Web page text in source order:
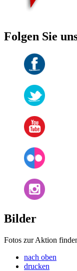
Folgen Sie
Bilder
Fotos zur Aktion
nach oben
drucken